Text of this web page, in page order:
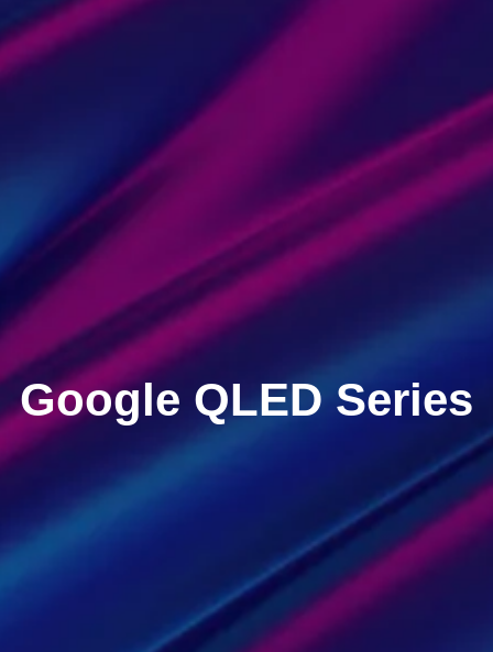
Google QLED Series